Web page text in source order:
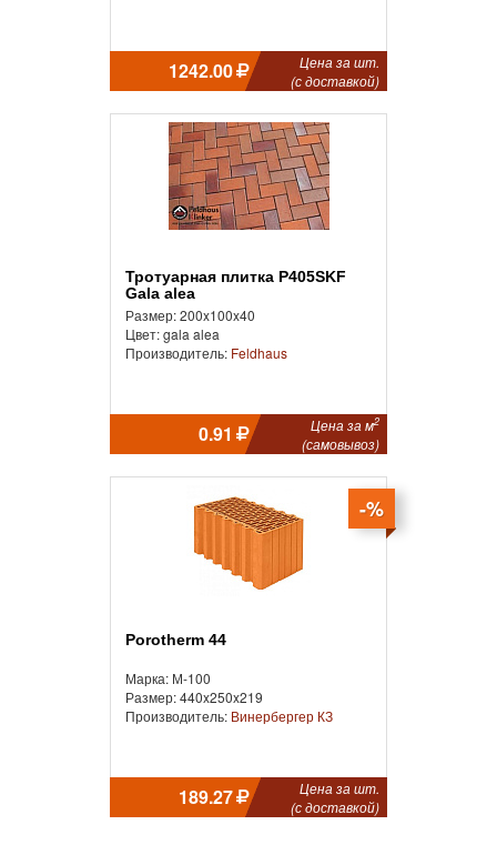
1242.00
Цена за шт.
(с доставкой)
Тротуарная плитка P405SKF
Gala alea
Размер: 200x100x40
Цвет: gala alea
Производитель: Feldhaus
0.91 Цена за м2
(самовывоз)
-%
Porotherm 44
Марка: М-100
Размер: 440x250x219
Производитель: Винербергер КЗ
189.27
Цена за шт.
(с доставкой)